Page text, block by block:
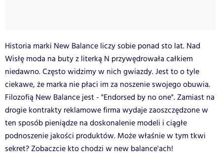
Historia marki New Balance liczy sobie ponad sto lat. Nad
Wisłę moda na buty z literką N przywędrowała całkiem
niedawno. Często widzimy w nich gwiazdy. Jest to o tyle
ciekawe, że marka nie płaci im za noszenie swojego obuwia.
Filozofią New Balance jest - "Endorsed by no one". Zamiast na
drogie kontrakty reklamowe firma wydaje zaoszczędzone w
ten sposób pieniądze na doskonalenie modeli i ciągłe
podnoszenie jakości produktów. Może właśnie w tym tkwi
sekret? Zobaczcie kto chodzi w new balance'ach!